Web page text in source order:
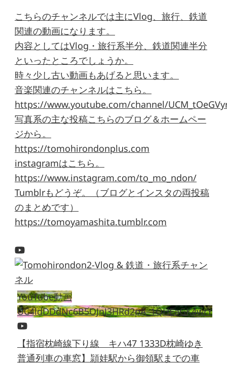
こちらのチャンネルでは主にVlog、旅行、鉄道
関連の動画になります。
内容としてはVlog・旅行系半分、鉄道関連半分
といったところでしょうか。
時々少し古い動画もあげると思います。
音楽関連のチャンネルはこちら。
https://www.youtube.com/channel/
写真系の主な投稿こちらのブログ＆ホームペー
ジから。
https://tomohirondonplus.com
instagramはこちら。
https://www.instagram.com/to_mo_ndon/
Tumblrもどうぞ。（ブログとインスタの両投稿
のまとめです）
https://tomoyamashita.tumblr.com
YouTube動画
UC4ldDDdNc6B5OJnJ3HRd2pA_1QHEaGK4wrY
【指宿枕崎線下り線 キハ47 1333D枕崎ゆき
普通列車の車窓】頴娃駅から御領駅までの車